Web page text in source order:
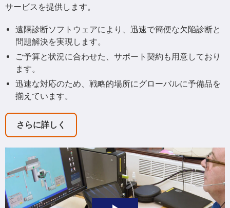
サービスを提供します。
遠隔診断ソフトウェアにより、迅速で簡便な欠陥診断と
問題解決を実現します。
ご予算と状況に合わせた、サポート契約も用意しており
ます。
迅速な対応のため、戦略的場所にグローバルに予備品を
揃えています。
さらに詳しく